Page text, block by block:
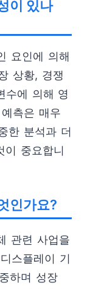
이 있나
요인에 의해
상황, 경쟁
수에 의해 영
측은 매우
한 분석과 더
이 중요합니
인가요?
관련 사업을
스플레이 기
하며 성장